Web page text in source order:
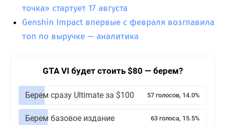
точка» стартует 17 августа
Genshin Impact впервые с февраля возглавила
топ по выручке — аналитика
GTA VI будет стоить $80 — берем?
Берем сразу Ultimate за $100 57 голосов, 14.0%
Берем базовое издание 63 голоса, 15.5%